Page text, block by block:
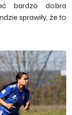
bardzo dobra
sprawiły, że to